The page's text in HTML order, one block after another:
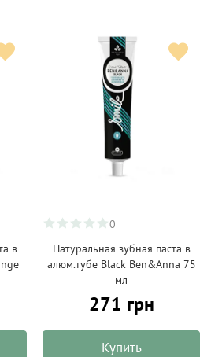
в
0
Натуральная зубная паста в
алюм.тубе Black Ben&Anna 75
мл
271 грн
Купить